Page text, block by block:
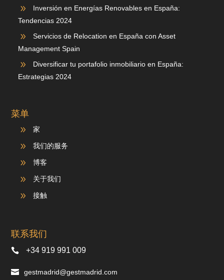
9
Inversión en Energías Renovables en España:
Tendencias 2024
9
Servicios de Relocation en España con Asset
Management Spain
9
Diversificar tu portafolio inmobiliario en España:
Estrategias 2024
菜单
9
家
9 我们的服务
9 博客
9 关于我们
9 接触
联系我们
+34 919 991 009
gestmadrid@gestmadrid.com